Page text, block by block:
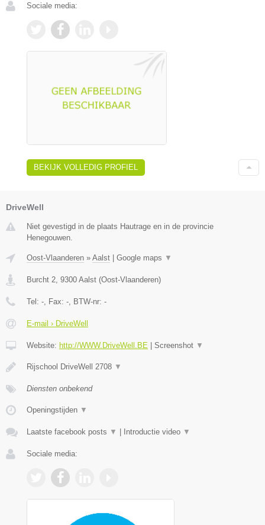
Sociale media:
BEKIJK VOLLEDIG PROFIEL
DriveWell
Niet gevestigd in de plaats Hautrage en in de provincie
Henegouwen.
Oost-Vlaanderen » Aalst | Google maps ▼
Burcht 2 9300 Aalst (Oost-Vlaanderen)
Tel: - , Fax: - , BTW-nr: -
E-mail › DriveWell
Website: http://WWW.DriveWell.BE | Screenshot ▼
Rijschool DriveWell 2708 ▼
Diensten onbekend
Openingstijden ▼
Laatste facebook posts ▼ | Introductie video ▼
Sociale media: